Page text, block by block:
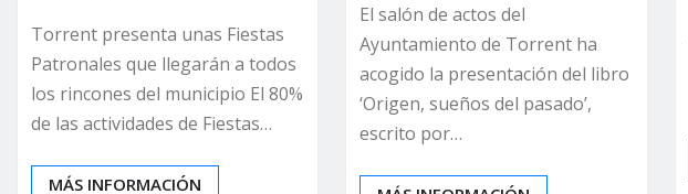
Torrent presenta unas Fiestas
Patronales que llegarán a todos
los rincones del municipio El 80%
de las actividades de Fiestas…
MÁS INFORMACIÓN
El salón de actos del
Ayuntamiento de Torrent ha
acogido la presentación del libro
‘Origen, sueños del pasado’,
escrito por…